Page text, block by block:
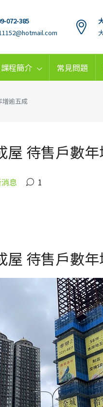
072-385
課程簡介 常見問題
增逾五成
屋 待售戶數
息 1
屋 待售戶數